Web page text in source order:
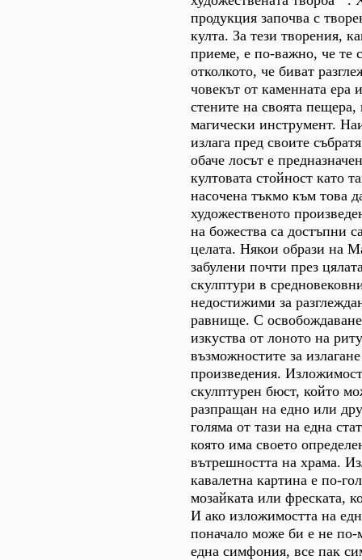
продукция започва с
култа. За тези творения,
приеме, е по-важно, че те
отколкото, че биват
човекът от каменната ера
стените на своята пещера,
магически инструмент.
излага пред своите
обаче лосът е
култовата стойност като
насочена тъкмо към това
художественото
на божества са достъпни
целата. Някои образи на
забулени почти през
скулптури в
недостижими за
равнище. С
изкуства от лоното на
възможностите за
произведения.
скулптурен бюст, който
разпращан на едно или
голяма от тази на една
която има своето
вътрешността на храма.
кавалетна картина е по-
мозайката или фреската,
И ако изложимостта на
поначало може би е не по-
една симфония, все пак